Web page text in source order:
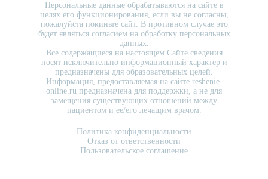
Персональные данные обрабатываются на сайте в
целях его функционирования, если вы не согласны,
пожалуйста покиньте сайт. В противном случае это
будет являться согласием на обработку персональных
данных.
Все содержащиеся на настоящем Сайте сведения
носят исключительно информационный характер и
предназначены для образовательных целей.
Информация, предоставляемая на сайте reshenie-
online.ru предназначена для поддержки, а не для
замещения существующих отношений между
пациентом и ее/его лечащим врачом.
Политика конфиденциальности
Отказ от ответственности
Пользовательское соглашение